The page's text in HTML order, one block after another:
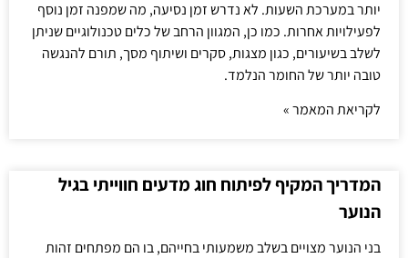
יותר במערכת השעות. לא נדרש זמן נסיעה, מה שמפנה זמן נוסף
לפעילויות אחרות. כמו כן, המגוון הרחב של כלים טכנולוגיים שניתן
לשלב בשיעורים, כגון מצגות, סקרים ושיתוף מסך, תורם להנגשה
טובה יותר של החומר הנלמד.
לקריאת המאמר »
המדריך המקיף לפיתוח חוג מדעים חווייתי בגיל
הנוער
בני הנוער מצויים בשלב משמעותי בחייהם, בו הם מפתחים זהות